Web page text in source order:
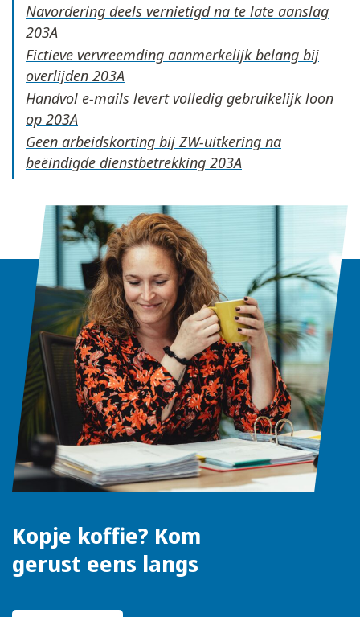
Navordering deels vernietigd na te late aanslag
Fictieve vervreemding aanmerkelijk belang bij
overlijden
Handvol e-mails levert volledig gebruikelijk loon
op
Geen arbeidskorting bij ZW-uitkering na
beëindigde dienstbetrekking
Kopje koffie? Kom
gerust eens langs